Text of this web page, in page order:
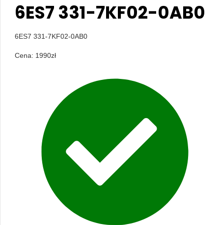
6ES7 331-7KF02-0AB0
6ES7 331-7KF02-0AB0
Cena: 1990zł